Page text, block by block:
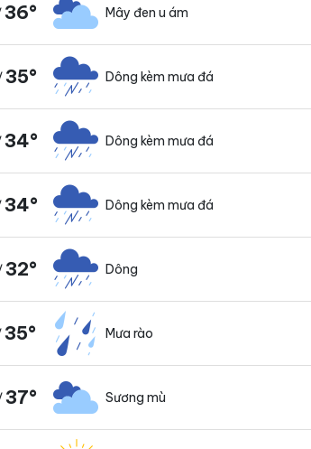
36° Mây đen u ám
35° Dông kèm mưa đá
34° Dông kèm mưa đá
34° Dông kèm mưa đá
32° Dông
35° Mưa rào
37° Sương mù